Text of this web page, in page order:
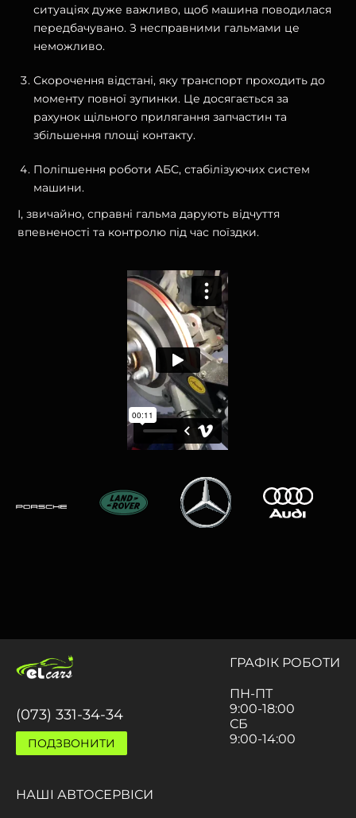
ситуаціях дуже важливо, щоб машина поводилася
передбачувано. З несправними гальмами це
неможливо.
Скорочення відстані, яку транспорт проходить до
моменту повної зупинки. Це досягається за
рахунок щільного прилягання запчастин та
збільшення площі контакту.
Поліпшення роботи АБС, стабілізуючих систем
машини.
І, звичайно, справні гальма дарують відчуття
впевненості та контролю під час поїздки.
(073) 331-34-34
ПОДЗВОНИТИ
ГРАФIК РОБОТИ
ПН-ПТ
9:00-18:00
СБ
9:00-14:00
НАШI АВТОСЕРВIСИ